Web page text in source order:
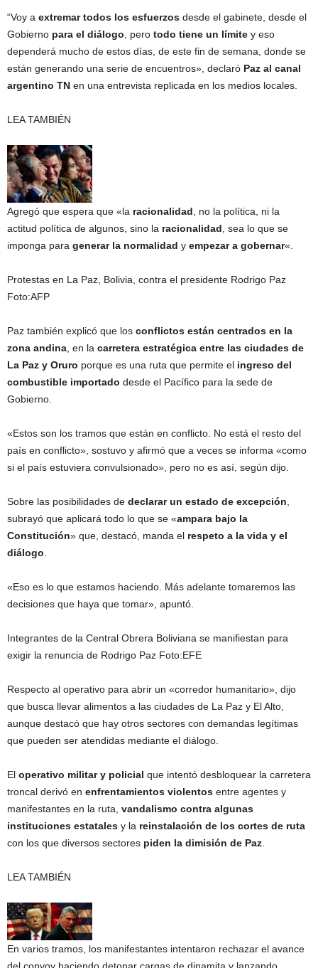
“Voy a extremar todos los esfuerzos desde el gabinete, desde el
Gobierno para el diálogo, pero todo tiene un límite y eso
dependerá mucho de estos días, de este fin de semana, donde se
están generando una serie de encuentros», declaró Paz al canal
argentino TN en una entrevista replicada en los medios locales.
LEA TAMBIÉN
Agregó que espera que «la racionalidad , no la política, ni la
actitud política de algunos, sino la racionalidad , sea lo que se
imponga para generar la normalidad y empezar a gobernar«.
Protestas en La Paz, Bolivia, contra el presidente Rodrigo Paz
Foto:AFP
Paz también explicó que los conflictos están centrados en la
zona andina , en la carretera estratégica entre las ciudades de
La Paz y Oruro porque es una ruta que permite el ingreso del
combustible importado desde el Pacífico para la sede de
Gobierno.
«Estos son los tramos que están en conflicto. No está el resto del
país en conflicto», sostuvo y afirmó que a veces se informa «como
si el país estuviera convulsionado», pero no es así, según dijo.
Sobre las posibilidades de declarar un estado de excepción
subrayó que aplicará todo lo que se «ampara bajo la
Constitución» que, destacó, manda el respeto a la vida y el
diálogo
«Eso es lo que estamos haciendo. Más adelante tomaremos las
decisiones que haya que tomar», apuntó.
Integrantes de la Central Obrera Boliviana se manifiestan para
exigir la renuncia de Rodrigo Paz Foto:EFE
Respecto al operativo para abrir un «corredor humanitario», dijo
que busca llevar alimentos a las ciudades de La Paz y El Alto,
aunque destacó que hay otros sectores con demandas legítimas
que pueden ser atendidas mediante el diálogo.
El operativo militar y policial que intentó desbloquear la carretera
troncal derivó en enfrentamientos violentos entre agentes y
manifestantes en la ruta, vandalismo contra algunas
instituciones estatales y la reinstalación de los cortes de ruta
con los que diversos sectores piden la dimisión de Paz
LEA TAMBIÉN
En varios tramos, los manifestantes intentaron rechazar el avance